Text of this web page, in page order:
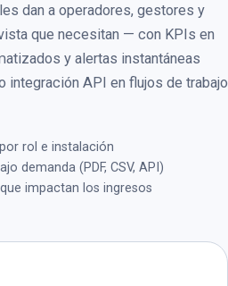
dan a operadores, gestores y
que necesitan — con KPIs en
y alertas instantáneas
integración API en flujos de trabajo
rol e instalación
demanda (PDF, CSV, API)
impactan los ingresos